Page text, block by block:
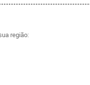
região: